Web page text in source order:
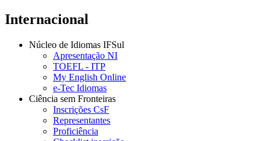
Internacional
Núcleo de Idiomas IFSul
Apresentação NI
TOEFL - ITP
My English Online
e-Tec Idiomas
Ciência sem Fronteiras
Inscrições CsF
Representantes
Proficiência